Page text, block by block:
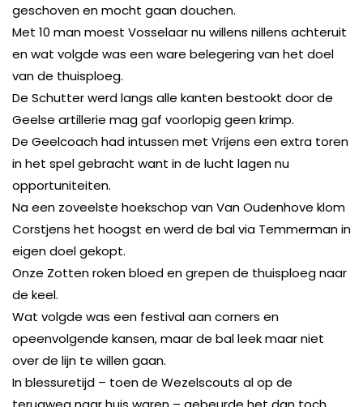
geschoven en mocht gaan douchen.
Met 10 man moest Vosselaar nu willens nillens achteruit
en wat volgde was een ware belegering van het doel
van de thuisploeg.
De Schutter werd langs alle kanten bestookt door de
Geelse artillerie mag gaf voorlopig geen krimp.
De Geelcoach had intussen met Vrijens een extra toren
in het spel gebracht want in de lucht lagen nu
opportuniteiten.
Na een zoveelste hoekschop van Van Oudenhove klom
Corstjens het hoogst en werd de bal via Temmerman in
eigen doel gekopt.
Onze Zotten roken bloed en grepen de thuisploeg naar
de keel.
Wat volgde was een festival aan corners en
opeenvolgende kansen, maar de bal leek maar niet
over de lijn te willen gaan.
In blessuretijd – toen de Wezelscouts al op de